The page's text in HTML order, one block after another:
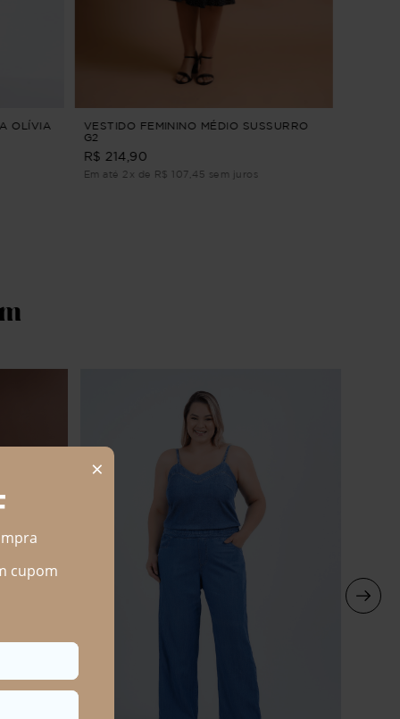
OLÍVIA
VESTIDO FEMININO MÉDIO SUSSURRO
G2
R$ 214,90
Em até 2x de R$ 107,45 sem juros